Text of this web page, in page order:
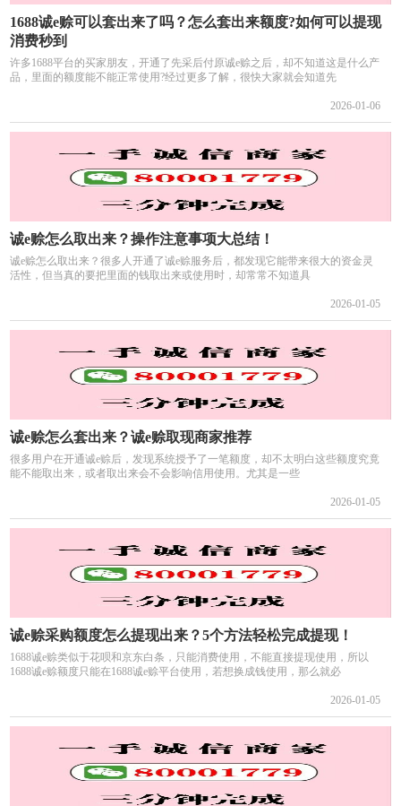
1688诚e赊可以套出来了吗？怎么套出来额度?如何可以提现
消费秒到
许多1688平台的买家朋友，开通了先采后付原诚e赊之后，却不知道这是什么产
品，里面的额度能不能正常使用?经过更多了解，很快大家就会知道先
2026-01-06
诚e赊怎么取出来？操作注意事项大总结！
诚e赊怎么取出来？很多人开通了诚e赊服务后，都发现它能带来很大的资金灵
活性，但当真的要把里面的钱取出来或使用时，却常常不知道具
2026-01-05
诚e赊怎么套出来？诚e赊取现商家推荐
很多用户在开通诚e赊后，发现系统授予了一笔额度，却不太明白这些额度究竟
能不能取出来，或者取出来会不会影响信用使用。尤其是一些
2026-01-05
诚e赊采购额度怎么提现出来？5个方法轻松完成提现！
1688诚e赊类似于花呗和京东白条，只能消费使用，不能直接提现使用，所以
1688诚e赊额度只能在1688诚e赊平台使用，若想换成钱使用，那么就必
2026-01-05